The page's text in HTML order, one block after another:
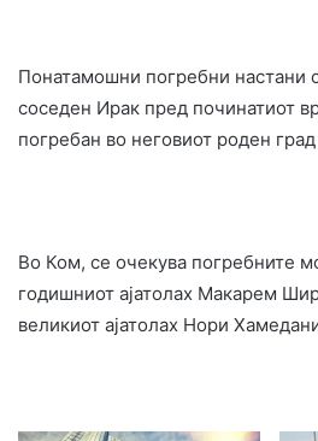
Понатамошни погребни настани
соседен Ирак пред починатиот
погребан во неговиот роден
Во Ком, се очекува погребните
годишниот ајатолах Макарем
великиот ајатолах Нори